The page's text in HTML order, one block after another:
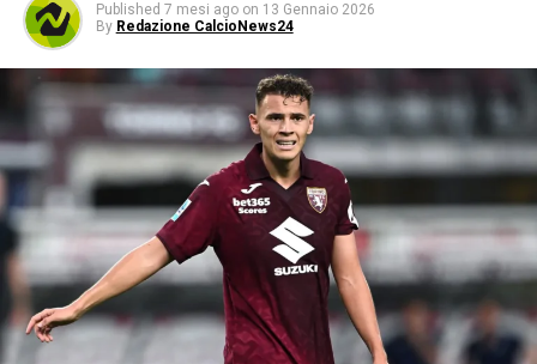
Published 7 mesi ago on 13 Gennaio 2026
By Redazione CalcioNews24